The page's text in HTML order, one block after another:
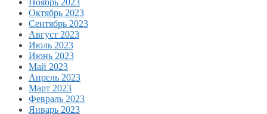
Ноябрь 2023
Октябрь 2023
Сентябрь 2023
Август 2023
Июль 2023
Июнь 2023
Май 2023
Апрель 2023
Март 2023
Февраль 2023
Январь 2023